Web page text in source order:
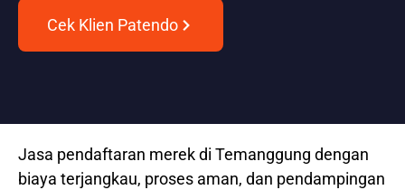
Cek Klien Patendo
Jasa pendaftaran merek di Temanggung dengan
biaya terjangkau, proses aman, dan pendampingan